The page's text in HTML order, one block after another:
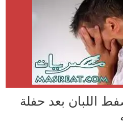
اللبان بعد حفلة